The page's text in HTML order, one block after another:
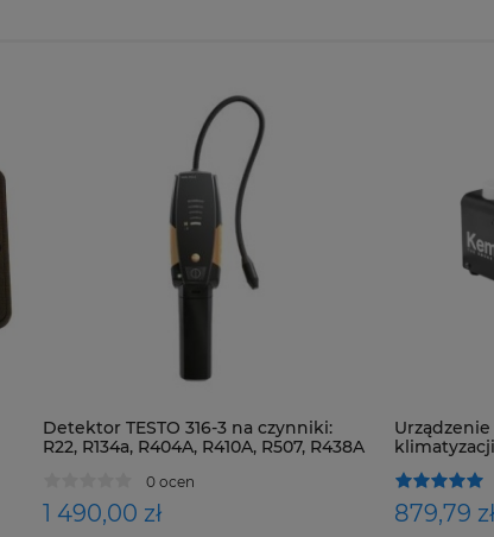
Detektor TESTO 316-3 na czynniki:
R22, R134a, R404A, R410A, R507, R438A
0 ocen
1 490,00 zł 879,79 zł